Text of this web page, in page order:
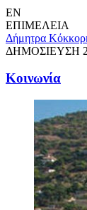
EN
ΕΠΙΜΕΛΕΙΑ
Δήμητρα
ΔΗΜΟΣΙΕΥΣΗ
Κοινωνία